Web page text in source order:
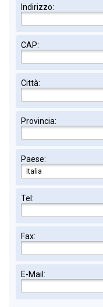
Indirizzo:
CAP:
Città:
Provincia:
Paese:
Tel:
Fax:
E-Mail: